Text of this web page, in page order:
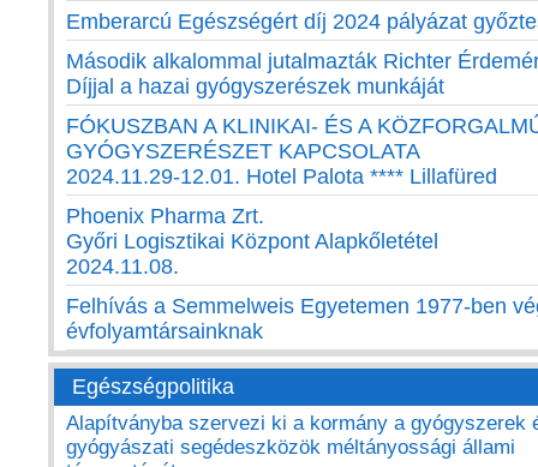
Emberarcú Egészségért díj 2024 pályázat
Második alkalommal jutalmazták Richter
Díjjal a hazai gyógyszerészek munkáját
FÓKUSZBAN A KLINIKAI- ÉS A
GYÓGYSZERÉSZET KAPCSOLATA
2024.11.29-12.01. Hotel Palota **** Lillafüred
Phoenix Pharma Zrt.
Győri Logisztikai Központ Alapkőletétel
2024.11.08.
Felhívás a Semmelweis Egyetemen 1977-ben
évfolyamtársainknak
Egészségpolitika
Alapítványba szervezi ki a kormány a gyógyszerek
gyógyászati segédeszközök méltányossági állami